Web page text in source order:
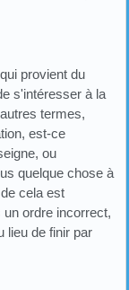
provient du
s'intéresser à la
termes,
est-ce
ou
quelque chose à
cela est
ordre incorrect,
lieu de finir par